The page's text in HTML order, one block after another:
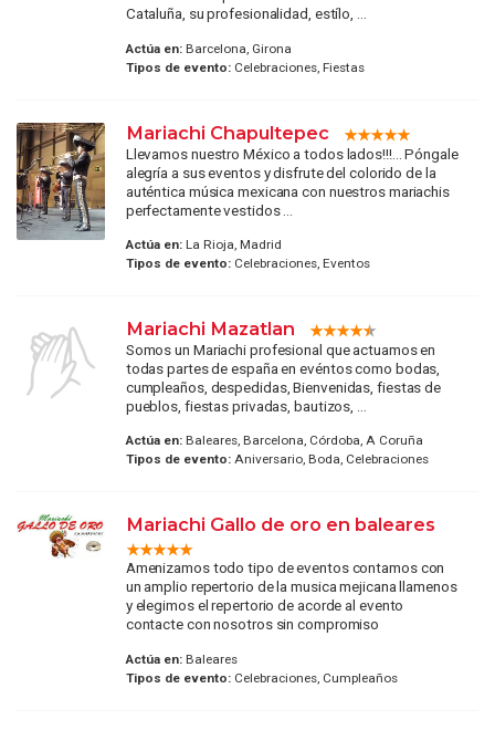
Cataluña, su profesionalidad, estílo, ...
Actúa en:Barcelona, Girona
Tipos de evento:Celebraciones, Fiestas
Mariachi Chapultepec
Llevamos nuestro México a todos lados!!!... Póngale
alegría a sus eventos y disfrute del colorido de la
auténtica música mexicana con nuestros mariachis
perfectamente vestidos ...
Actúa en:La Rioja, Madrid
Tipos de evento:Celebraciones, Eventos
Mariachi Mazatlan
Somos un Mariachi profesional que actuamos en
todas partes de españa en evéntos como bodas,
cumpleaños, despedidas, Bienvenidas, fiestas de
pueblos, fiestas privadas, bautizos, ...
Actúa en:Baleares, Barcelona, Córdoba, A Coruña
Tipos de evento:Aniversario, Boda, Celebraciones
Mariachi Gallo de oro en baleares
Amenizamos todo tipo de eventos contamos con
un amplio repertorio de la musica mejicana llamenos
y elegimos el repertorio de acorde al evento
contacte con nosotros sin compromiso
Actúa en:Baleares
Tipos de evento:Celebraciones, Cumpleaños